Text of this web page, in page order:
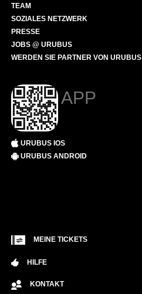
TEAM
SOZIALES NETZWERK
PRESSE
JOBS @ URUBUS
WERDEN SIE PARTNER VON URUBUS
APP
URUBUS IOS
URUBUS ANDROID
MEINE TICKETS
HILFE
KONTAKT